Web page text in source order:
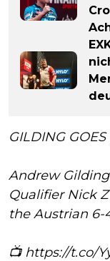
GILDING
Andrew
Qualifier Nick
the Austrian 6-
📺 https://t.co/